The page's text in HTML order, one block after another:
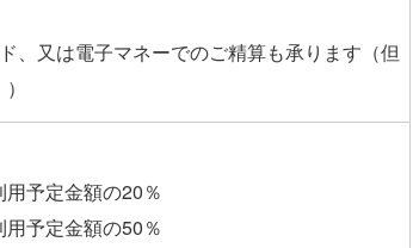
、又は電子マネーでのご精算も承ります（但
予定金額の20％
予定金額の50％